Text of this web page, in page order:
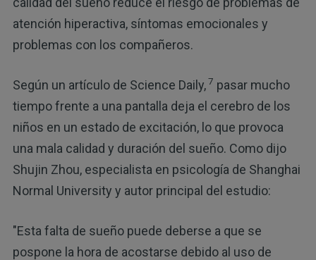
atención hiperactiva, síntomas emocionales y
problemas con los compañeros.
Según un artículo de Science Daily,7 pasar mucho
tiempo frente a una pantalla deja el cerebro de los
niños en un estado de excitación, lo que provoca
una mala calidad y duración del sueño. Como dijo
Shujin Zhou, especialista en psicología de Shanghai
Normal University y autor principal del estudio:
"Esta falta de sueño puede deberse a que se
pospone la hora de acostarse debido al uso de